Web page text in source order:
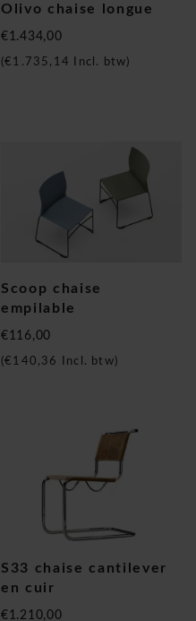
Olivo chaise longue
€1.434,00
(€1.735,14 Incl. btw)
Scoop chaise
empilable
€116,00
(€140,36 Incl. btw)
S33 chaise cantilever
en cuir
€1.210,00